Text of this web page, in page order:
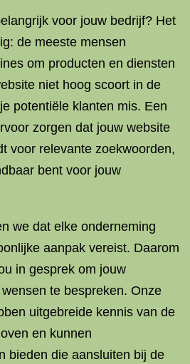
voor jouw bedrijf? Het
de meeste mensen
om producten en diensten
niet hoog scoort in de
potentiële klanten mis. Een
zorgen dat jouw website
voor relevante zoekwoorden,
bent voor jouw
we dat elke onderneming
aanpak vereist. Daarom
in gesprek om jouw
te bespreken. Onze
uitgebreide kennis van de
en kunnen
bieden die aansluiten bij de